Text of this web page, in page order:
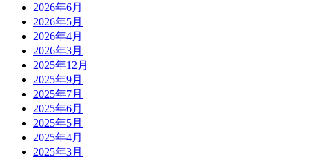
2026年6月
2026年5月
2026年4月
2026年3月
2025年12月
2025年9月
2025年7月
2025年6月
2025年5月
2025年4月
2025年3月